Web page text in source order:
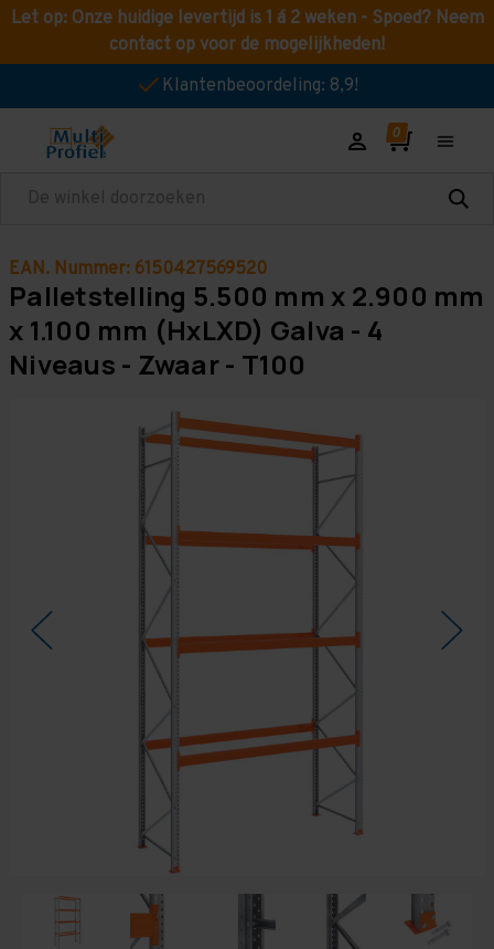
Let op: Onze huidige levertijd is 1 á 2 weken - Spoed? Neem
contact op voor de mogelijkheden!
Klantenbeoordeling: 8,9!
Zoeken
EAN. Nummer: 6150427569520
Palletstelling 5.500 mm x 2.900 mm
x 1.100 mm (HxLXD) Galva - 4
Niveaus - Zwaar - T100